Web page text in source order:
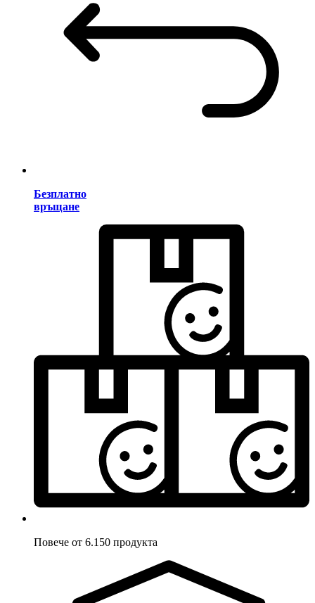
Безплатно
връщане
Повече от 6.150 продукта